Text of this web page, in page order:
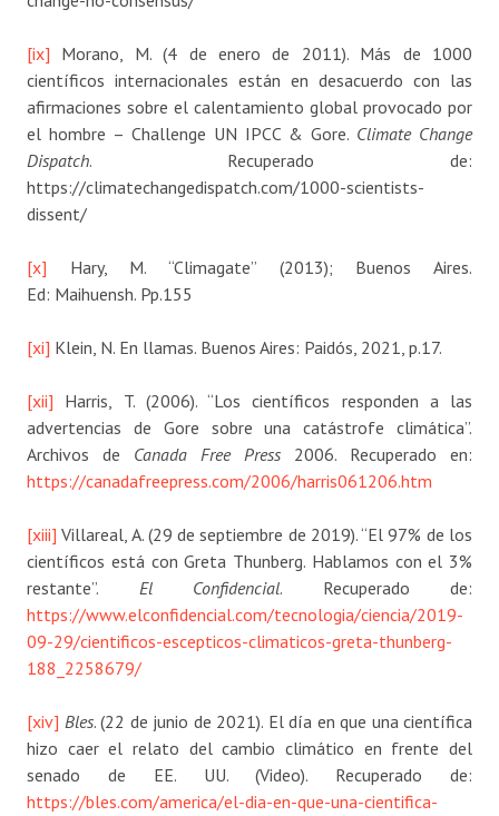
[ix] Morano, M. (4 de enero de 2011). Más de 1000
científicos internacionales están en desacuerdo con las
afirmaciones sobre el calentamiento global provocado por
el hombre – Challenge UN IPCC & Gore. Climate Change
Dispatch. Recuperado de:
https://climatechangedispatch.com/1000-scientists-
dissent/
[x] Hary, M. “Climagate” (2013); Buenos Aires.
Ed: Maihuensh. Pp.155
[xi] Klein, N. En llamas. Buenos Aires: Paidós, 2021, p.17.
[xii] Harris, T. (2006). “Los científicos responden a las
advertencias de Gore sobre una catástrofe climática”.
Archivos de Canada Free Press 2006. Recuperado en:
https://canadafreepress.com/2006/harris061206.htm
[xiii] Villareal, A. (29 de septiembre de 2019). “El 97% de los
científicos está con Greta Thunberg. Hablamos con el 3%
restante”. El Confidencial. Recuperado de:
https://www.elconfidencial.com/tecnologia/ciencia/2019-
09-29/cientificos-escepticos-climaticos-greta-thunberg-
188_2258679/
[xiv] Bles. (22 de junio de 2021). El día en que una científica
hizo caer el relato del cambio climático en frente del
senado de EE. UU. (Video). Recuperado de:
https://bles.com/america/el-dia-en-que-una-cientifica-